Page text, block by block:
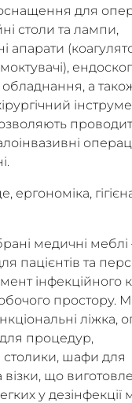
для
столи та лампи,
апарати
а
ергономіка,
медичні меблі
пацієнтів та
інфекційного
простору.
ліжка,
процедур,
столики, шафи для
що
у дезінфекції